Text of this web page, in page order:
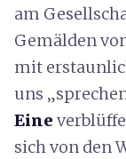
am
Gemälden
mit
uns
Eine
sich von den